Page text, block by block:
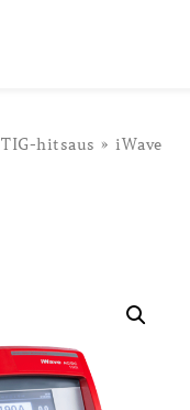
TIG-hitsaus » iWave